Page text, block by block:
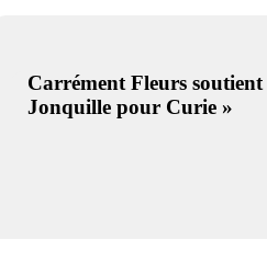
Carrément Fleurs
Jonquille pour Curie »